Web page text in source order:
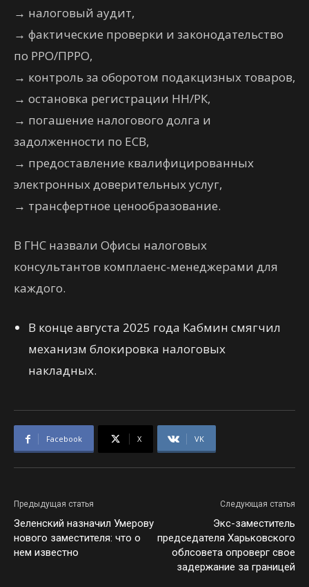
→ налоговый аудит,
→ фактические проверки и законодательство
по РРО/ПРРО,
→ контроль за оборотом подакцизных товаров,
→ остановка регистрации НН/РК,
→ погашение налогового долга и
задолженности по ЕСВ,
→ предоставление квалифицированных
электронных доверительных услуг,
→ трансфертное ценообразование.
В ГНС назвали Офисы налоговых
консультантов комплаенс-менеджерами для
каждого.
В конце августа 2025 года Кабмин смягчил
механизм блокировка налоговых
накладных.
Facebook X VK
Предыдущая статья
Зеленский назначил Умерову
нового заместителя: что о
нем известно
Следующая статья
Экс-заместитель
председателя Харьковского
облсовета опроверг свое
задержание за границей